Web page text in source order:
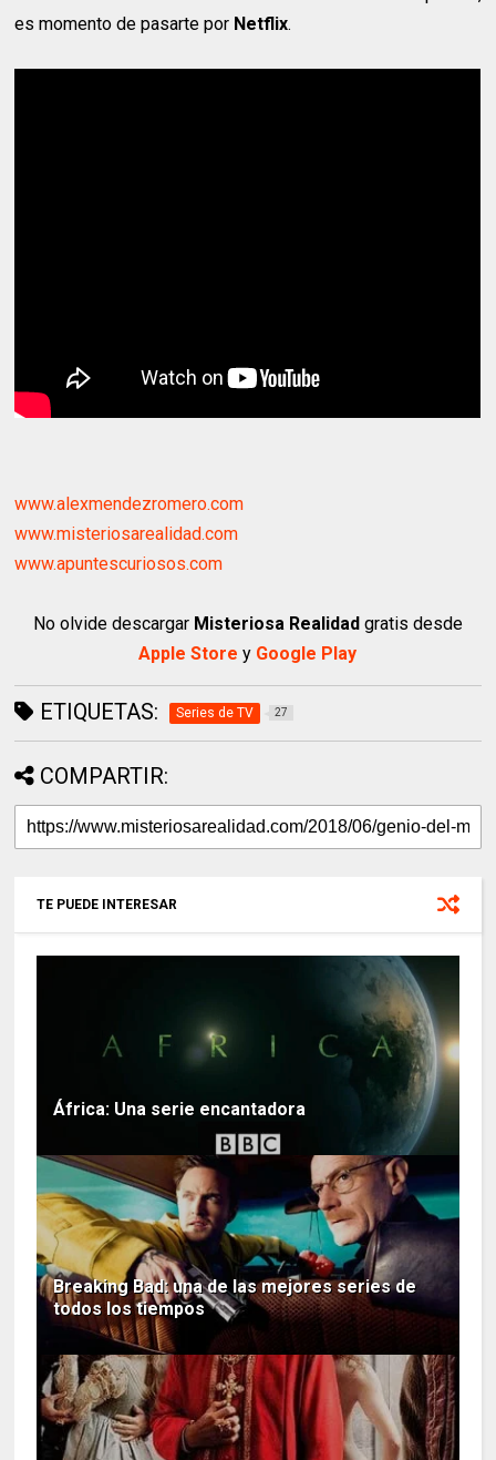
es momento de pasarte por Netflix.
www.alexmendezromero.com
www.misteriosarealidad.com
www.apuntescuriosos.com
No olvide descargar Misteriosa Realidadgratis desde
Apple Store y Google Play
ETIQUETAS: Series de TV 27
COMPARTIR:
TE PUEDE INTERESAR
África: Una serie encantadora
Breaking Bad: una de las mejores series de
todos los tiempos